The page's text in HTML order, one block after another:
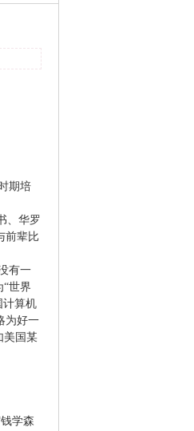
期培
、华罗
前辈比
有一
世界
计算机
为好一
美国某
学森